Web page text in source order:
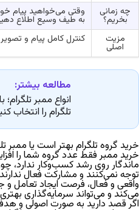
چه زمانی
بخریم؟
وقتی می‌خواهید پیام
به طیف وسیع اطلاع
مزیت
اصلی
کنترل کامل پیام و تصویر
مطالعه بیشتر:
انواع ممبر
ممبر تلگرام
خرید گروه تلگرام بهتر است یا ممبر
خرید ممبر فقط عدد گروه شما را
ماندگار روی رشد کسب‌وکار ندارد،
توجه نمی‌کنند و مشارکت فعال
واقعی و فعال، فرصت ایجاد تعامل
می‌کند و می‌تواند سرمایه‌گذاری
اگر قصد دارید به صورت اصولی و